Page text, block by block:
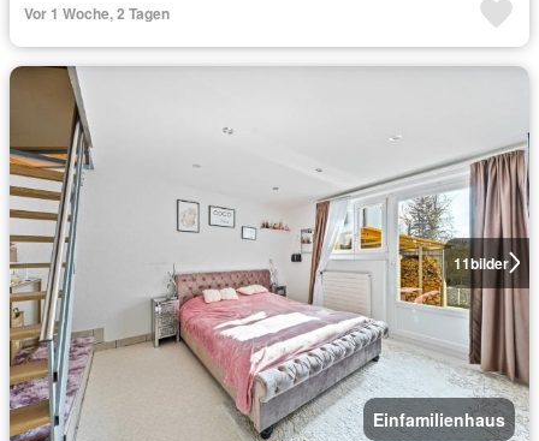
Vor 1 Woche, 2 Tagen
11bilder
Einfamilienhaus